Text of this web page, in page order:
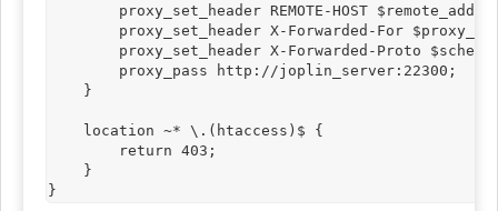
        proxy_set_header REMOTE-HOST $remote_addr;
proxy_set_header X-Forwarded-For
proxy_set_header X-Forwarded-Proto
        proxy_pass http://joplin_server:22300;
    }
    location ~* \.(htaccess)$ {
        return 403;
    }
}